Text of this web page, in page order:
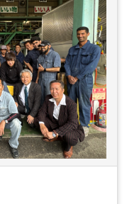
言。 歩道が整備さ
囲まれるような感
あじさい屋敷は、ど
。 高い場所
あるため、あじさ
できます。 小道
いている後ろ姿
になりますよ。 梅
れたアジサイ」も
キラした光を浴び
カメラを持って出